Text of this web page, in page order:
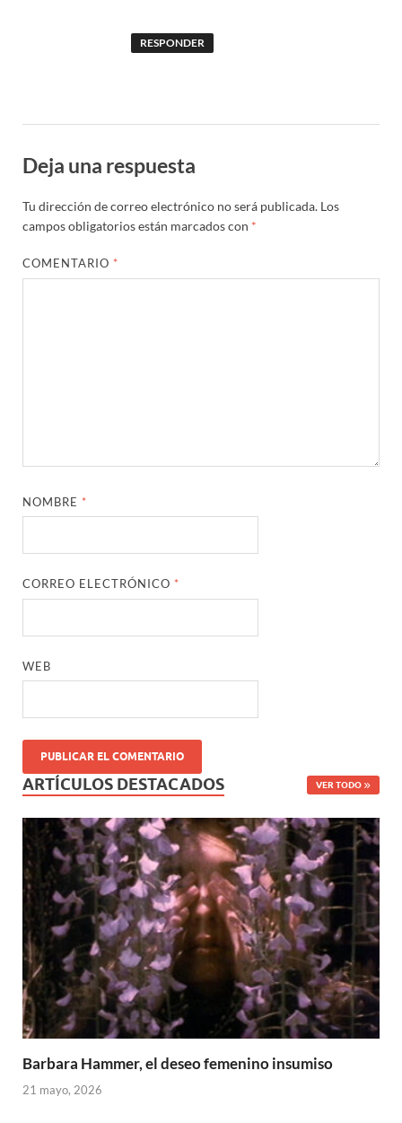
RESPONDER
Deja una respuesta
Tu dirección de correo electrónico no será publicada. Los
campos obligatorios están marcados con *
COMENTARIO *
NOMBRE *
CORREO ELECTRÓNICO *
WEB
ARTÍCULOS DESTACADOS VER TODO
Barbara Hammer, el deseo femenino insumiso
21 mayo, 2026